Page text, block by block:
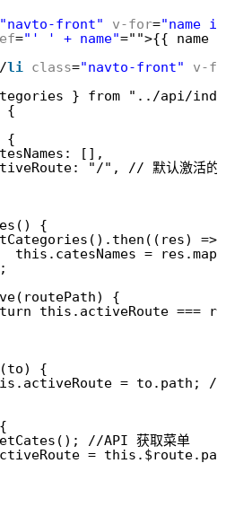
"navto-front" v-for="name
="' ' + name"="">{{ name
li class="navto-front"
v-
} from "../api/
{
{
[],
"/", // 默认激活的
{
=>
this.catesNames =
{
this.activeRoute ===
{
= to.path; // 监
//API 获取菜单
=